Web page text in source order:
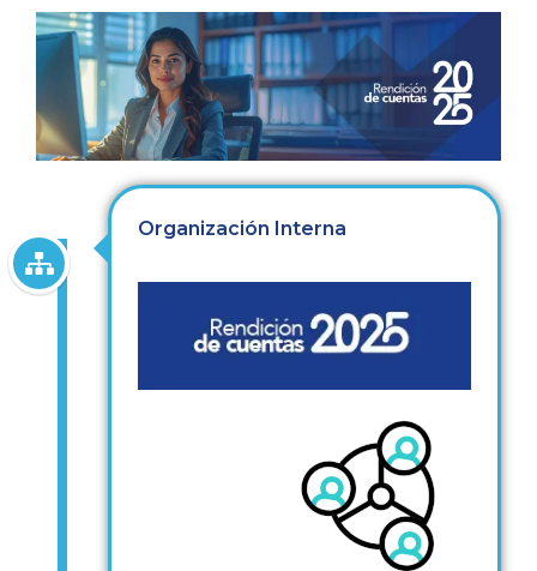
Organización Interna